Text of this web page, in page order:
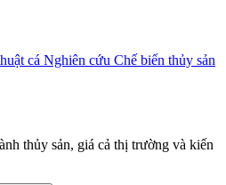
cá Nghiên cứu Chế biến thủy sản
thủy sản, giá cả thị trường và kiến